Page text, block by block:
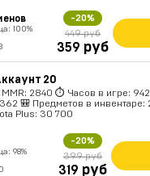
100%
-20%
449 руб
359 руб
20
MMR: 2840 ⏱ Часов в игре:
🎒 Предметов в инвентаре:
Plus: 30 700
98%
-20%
399 руб
319 руб